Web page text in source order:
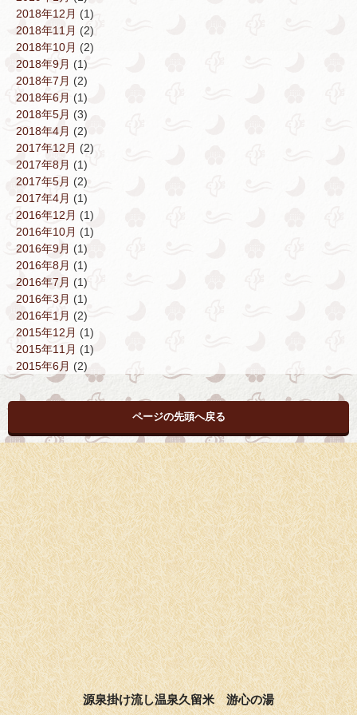
2018年12月 (1)
2018年11月 (2)
2018年10月 (2)
2018年9月 (1)
2018年7月 (2)
2018年6月 (1)
2018年5月 (3)
2018年4月 (2)
2017年12月 (2)
2017年8月 (1)
2017年5月 (2)
2017年4月 (1)
2016年12月 (1)
2016年10月 (1)
2016年9月 (1)
2016年8月 (1)
2016年7月 (1)
2016年3月 (1)
2016年1月 (2)
2015年12月 (1)
2015年11月 (1)
2015年6月 (2)
ページの先頭へ戻る
源泉掛け流し温泉久留米 游心の湯